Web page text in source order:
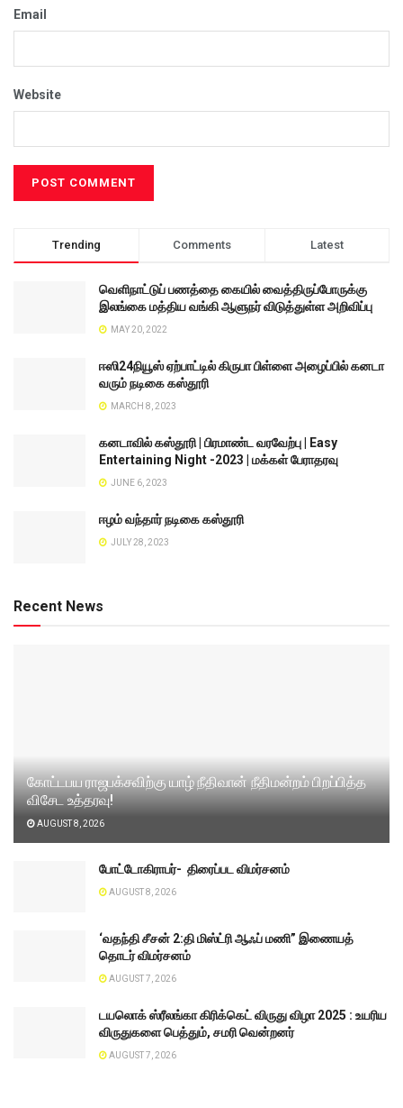
Email
Website
Trending Comments Latest
வெளிநாட்டுப் பணத்தை கையில் வைத்திருப்போருக்கு
இலங்கை மத்திய வங்கி ஆளுநர் விடுத்துள்ள அறிவிப்பு
MAY 20, 2022
ஈஸி24நியூஸ் ஏற்பாட்டில் கிருபா பிள்ளை அழைப்பில் கனடா
வரும் நடிகை கஸ்தூரி
MARCH 8, 2023
கனடாவில் கஸ்தூரி | பிரமாண்ட வரவேற்பு | Easy
Entertaining Night -2023 | மக்கள் பேராதரவு
JUNE 6, 2023
ஈழம் வந்தார் நடிகை கஸ்தூரி
JULY 28, 2023
Recent News
கோட்டபய ராஜபக்சவிற்கு யாழ் நீதிவான் நீதிமன்றம் பிறப்பித்த
விசேட உத்தரவு!
AUGUST 8, 2026
போட்டோகிராபர்- ‌ திரைப்பட விமர்சனம்
AUGUST 8, 2026
‘வதந்தி சீசன் 2:தி மிஸ்ட்ரி ஆஃப் மணி” இணையத்
தொடர் விமர்சனம்
AUGUST 7, 2026
டயலொக் ஸ்ரீலங்கா கிரிக்கெட் விருது விழா 2025 : உயரிய
விருதுகளை பெத்தும், சமரி வென்றனர்
AUGUST 7, 2026